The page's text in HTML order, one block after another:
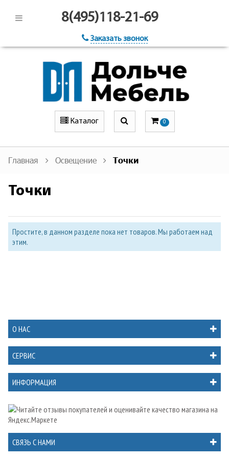
8(495)118-21-69
Заказать звонок
Каталог 0
Главная Освещение Точки
Точки
Простите, в данном разделе пока нет товаров. Мы работаем над
этим.
О НАС
СЕРВИС
ИНФОРМАЦИЯ
СВЯЗЬ С НАМИ